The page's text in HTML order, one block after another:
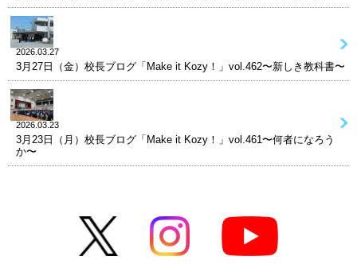
2026.03.27
3月27日（金）校長ブログ「Make it Kozy！」vol.462〜新しき教科書〜
2026.03.23
3月23日（月）校長ブログ「Make it Kozy！」vol.461〜何者になろう
か〜